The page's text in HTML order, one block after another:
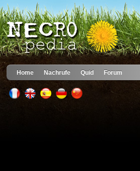
Home Nachrufe Quid Forum